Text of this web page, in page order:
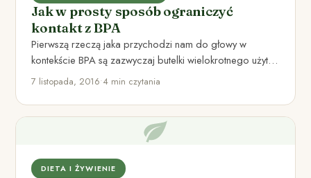
Jak w prosty sposób ograniczyć
kontakt z BPA
Pierwszą rzeczą jaka przychodzi nam do głowy w
kontekście BPA są zazwyczaj butelki wielokrotnego użytku.
Jak się jednak…
7 listopada, 2016•4 min czytania
DIETA I ŻYWIENIE